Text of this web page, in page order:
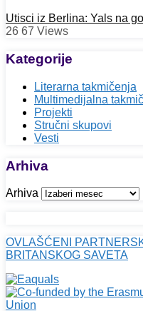
Utisci iz Berlina: Yals na
26 67 Views
Kategorije
Literarna takmičenja
Multimedijalna
Projekti
Stručni skupovi
Vesti
Arhiva
Arhiva
OVLAŠĆENI
BRITANSKOG SAVETA